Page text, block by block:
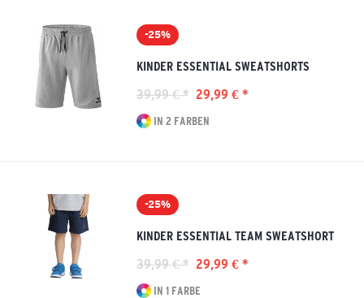
-25%
KINDER ESSENTIAL SWEATSHORTS
39,99 € * 29,99 € *
IN 2 FARBEN
-25%
KINDER ESSENTIAL TEAM SWEATSHORT
39,99 € * 29,99 € *
IN 1 FARBE